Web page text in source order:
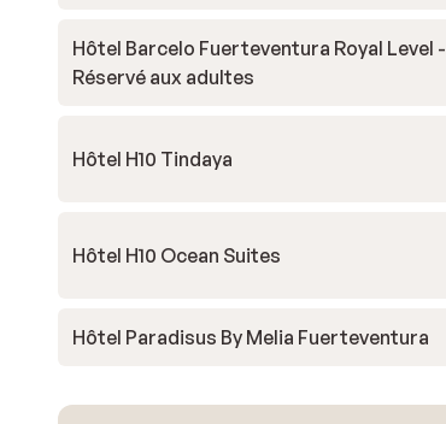
Hôtel Barcelo Fuerteventura Royal Level -
Réservé aux adultes
Hôtel H10 Tindaya
Hôtel H10 Ocean Suites
Hôtel Paradisus By Melia Fuerteventura